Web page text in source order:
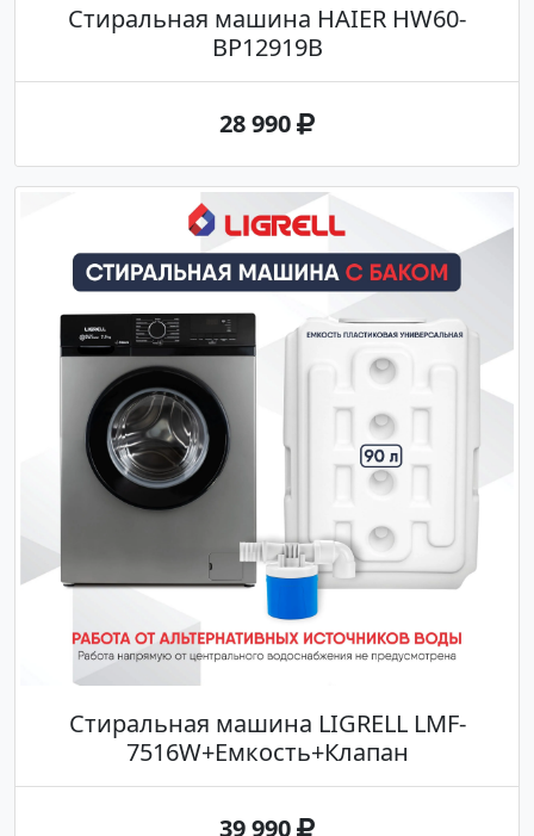
Стиральная машина HAIER HW60-
BP12919B
28 990
Стиральная машина LIGRELL LMF-
7516W+Емкость+Клапан
39 990